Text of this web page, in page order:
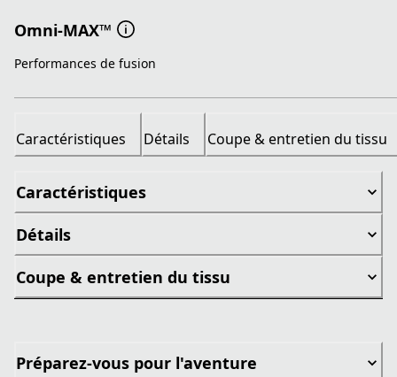
Omni-MAX™
Performances de fusion
Caractéristiques Détails Coupe & entretien du tissu
Caractéristiques
Détails
Coupe & entretien du tissu
Préparez-vous pour l'aventure